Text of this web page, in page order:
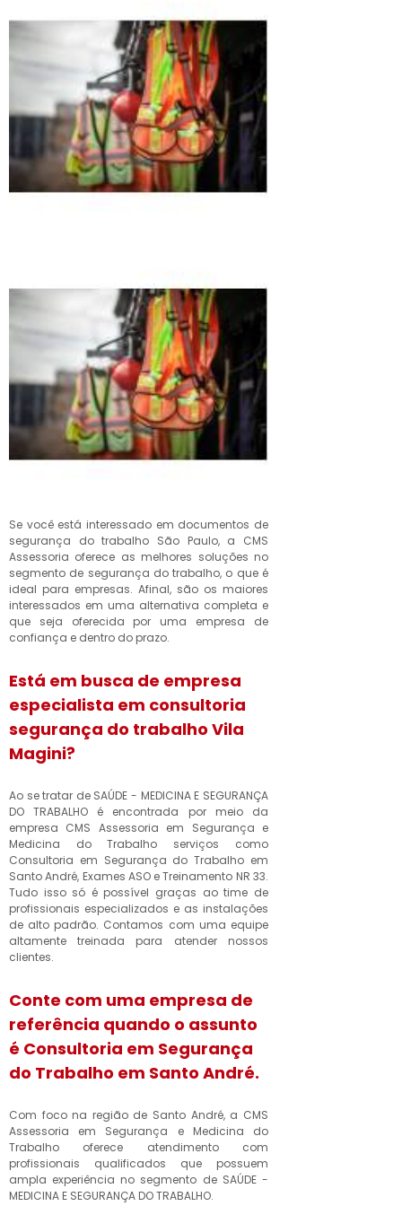
Se você está interessado em documentos de
segurança do trabalho São Paulo, a CMS
Assessoria oferece as melhores soluções no
segmento de segurança do trabalho, o que é
ideal para empresas. Afinal, são os maiores
interessados em uma alternativa completa e
que seja oferecida por uma empresa de
confiança e dentro do prazo.
Está em busca de empresa
especialista em consultoria
segurança do trabalho Vila
Magini?
Ao se tratar de SAÚDE - MEDICINA E SEGURANÇA
DO TRABALHO é encontrada por meio da
empresa CMS Assessoria em Segurança e
Medicina do Trabalho serviços como
Consultoria em Segurança do Trabalho em
Santo André, Exames ASO e Treinamento NR 33.
Tudo isso só é possível graças ao time de
profissionais especializados e as instalações
de alto padrão. Contamos com uma equipe
altamente treinada para atender nossos
clientes.
Conte com uma empresa de
referência quando o assunto
é Consultoria em Segurança
do Trabalho em Santo André.
Com foco na região de Santo André, a CMS
Assessoria em Segurança e Medicina do
Trabalho oferece atendimento com
profissionais qualificados que possuem
ampla experiência no segmento de SAÚDE -
MEDICINA E SEGURANÇA DO TRABALHO.